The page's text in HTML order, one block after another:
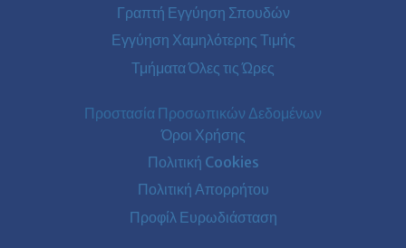
Γραπτή Εγγύηση Σπουδών
Εγγύηση Χαμηλότερης Τιμής
Τμήματα Όλες τις Ώρες
Προστασία Προσωπικών Δεδομένων
Όροι Χρήσης
Πολιτική Cookies
Πολιτική Απορρήτου
Προφίλ Ευρωδιάσταση